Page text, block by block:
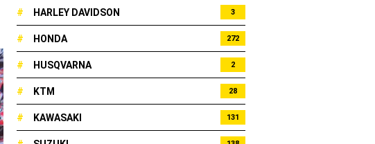
Abis
155 Turbo !
?
!
# HARLEY DAVIDSON 3
# HONDA 272
# HUSQVARNA 2
# KTM 28
# KAWASAKI 131